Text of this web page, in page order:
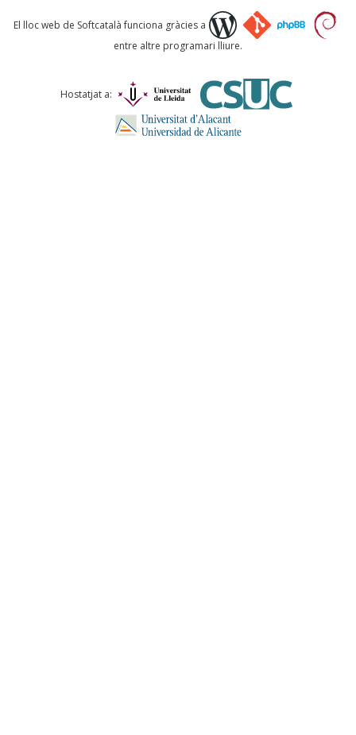
Què proposeu?
Comentari *
El lloc web de Softcatalà funciona gràcies a
entre altre programari lliure.
Hostatjat a: